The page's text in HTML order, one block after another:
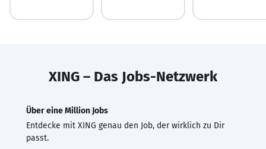
XING – Das Jobs-Netzwerk
Über eine Million Jobs
Entdecke mit XING genau den Job, der wirklich zu Dir
passt.